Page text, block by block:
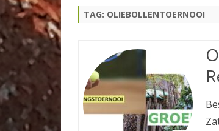
TAG: OLIEBOLLENTOERNOOI